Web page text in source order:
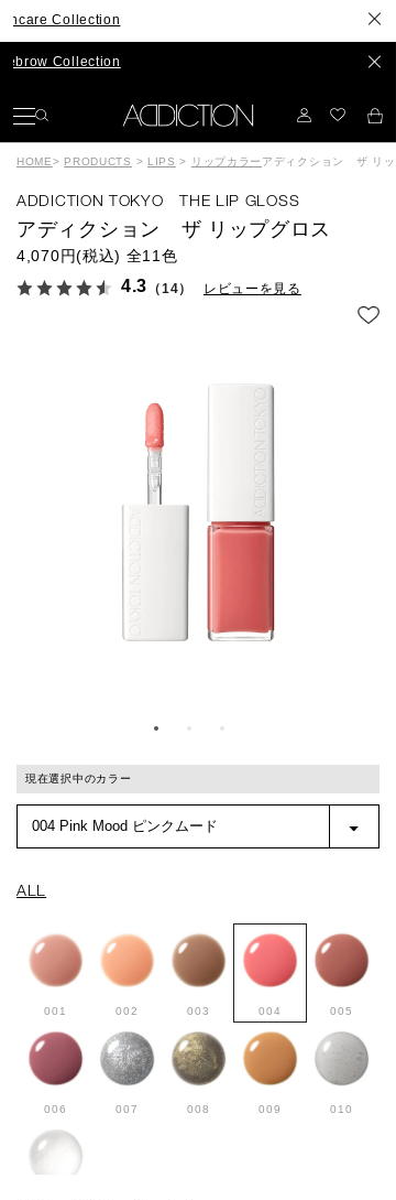
Collection
Collection
HOME> PRODUCTS > LIPS > リップカラー アディクション ザ リッ
ADDICTION TOKYO THE LIP GLOSS
アディクション ザ リップグロス
4,070円(税込) 全11色
4.3 （14） レビューを見る
現在選択中のカラー
ALL
001 002 003 004 005
006 007 008 009 010